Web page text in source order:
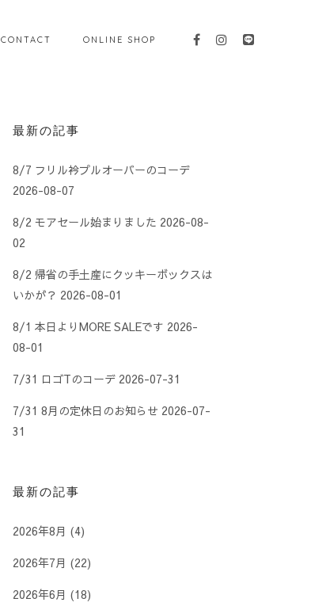
CONTACT ONLINE SHOP
最新の記事
8/7 フリル衿プルオーバーのコーデ
2026-08-07
8/2 モアセール始まりました 2026-08-
02
8/2 帰省の手土産にクッキーボックスは
いかが？ 2026-08-01
8/1 本日よりMORE SALEです 2026-
08-01
7/31 ロゴTのコーデ 2026-07-31
7/31 8月の定休日のお知らせ 2026-07-
31
最新の記事
2026年8月 (4)
2026年7月 (22)
2026年6月 (18)